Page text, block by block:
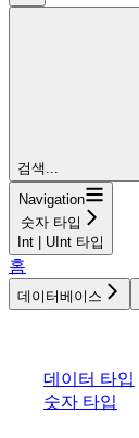
검색...
Navigation
숫자 타입
Int | UInt 타입
홈
데이터베이스
데이터 타입
숫자 타입